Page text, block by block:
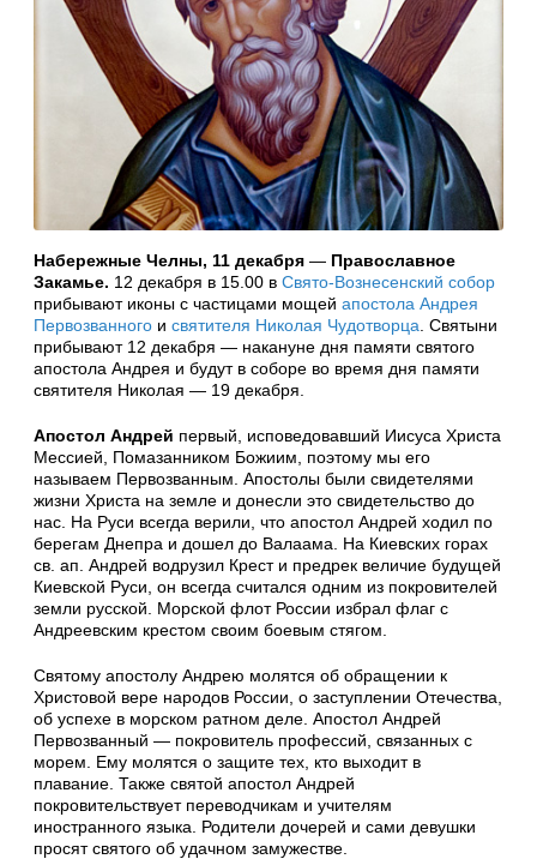
Набережные Челны, 11 декабря — Православное
Закамье. 12 декабря в 15.00 в Свято-Вознесенский собор
прибывают иконы с частицами мощей апостола Андрея
Первозванного и святителя Николая Чудотворца . Святыни
прибывают 12 декабря — накануне дня памяти святого
апостола Андрея и будут в соборе во время дня памяти
святителя Николая — 19 декабря.
Апостол Андрей первый, исповедовавший Иисуса Христа
Мессией, Помазанником Божиим, поэтому мы его
называем Первозванным. Апостолы были свидетелями
жизни Христа на земле и донесли это свидетельство до
нас. На Руси всегда верили, что апостол Андрей ходил по
берегам Днепра и дошел до Валаама. На Киевских горах
св. ап. Андрей водрузил Крест и предрек величие будущей
Киевской Руси, он всегда считался одним из покровителей
земли русской. Морской флот России избрал флаг с
Андреевским крестом своим боевым стягом.
Святому апостолу Андрею молятся об обращении к
Христовой вере народов России, о заступлении Отечества,
об успехе в морском ратном деле. Апостол Андрей
Первозванный — покровитель профессий, связанных с
морем. Ему молятся о защите тех, кто выходит в
плавание. Также святой апостол Андрей
покровительствует переводчикам и учителям
иностранного языка. Родители дочерей и сами девушки
просят святого об удачном замужестве.